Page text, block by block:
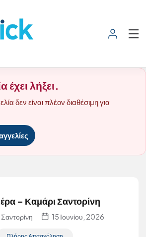
έχει λήξει.
δεν είναι πλέον διαθέσιμη για
– Καμάρι Σαντορίνη
15 Ιουνίου, 2026